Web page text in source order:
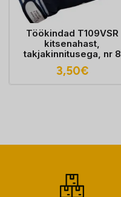
Töökindad T109VSR
kitsenahast,
takjakinnitusega, nr 8
3,50€